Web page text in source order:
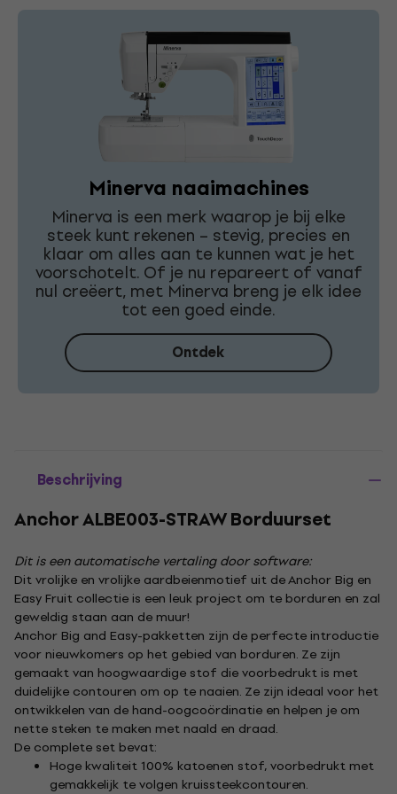
Minerva naaimachines
Minerva is een merk waarop je bij elke
steek kunt rekenen – stevig, precies en
klaar om alles aan te kunnen wat je het
voorschotelt. Of je nu repareert of vanaf
nul creëert, met Minerva breng je elk idee
tot een goed einde.
Ontdek
Beschrijving
Anchor ALBE003-STRAW Borduurset
Dit is een automatische vertaling door software:
Dit vrolijke en vrolijke aardbeienmotief uit de Anchor Big en
Easy Fruit collectie is een leuk project om te borduren en zal
geweldig staan ​​aan de muur!
Anchor Big and Easy-pakketten zijn de perfecte introductie
voor nieuwkomers op het gebied van borduren. Ze zijn
gemaakt van hoogwaardige stof die voorbedrukt is met
duidelijke contouren om op te naaien. Ze zijn ideaal voor het
ontwikkelen van de hand-oogcoördinatie en helpen je om
nette steken te maken met naald en draad.
De complete set bevat:
Hoge kwaliteit 100% katoenen stof, voorbedrukt met
gemakkelijk te volgen kruissteekcontouren.